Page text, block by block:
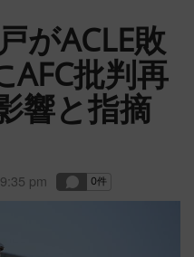
がACLE敗
批判再
響と指摘
pm